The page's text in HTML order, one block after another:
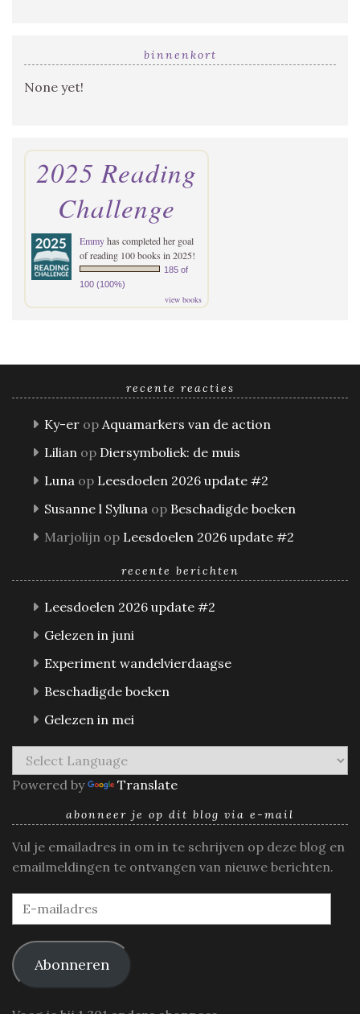
binnenkort
None yet!
2025 Reading
Challenge
Emmyhas completed her goal
of reading 100 books in 2025!
185 of
100 (100%)
view books
recente reacties
Ky-er op Aquamarkers van de action
Lilian op Diersymboliek: de muis
Luna op Leesdoelen 2026 update #2
Susanne l Sylluna op Beschadigde boeken
Marjolijn op Leesdoelen 2026 update #2
recente berichten
Leesdoelen 2026 update #2
Gelezen in juni
Experiment wandelvierdaagse
Beschadigde boeken
Gelezen in mei
Powered by Translate
abonneer je op dit blog via e-mail
Vul je emailadres in om in te schrijven op deze blog en
emailmeldingen te ontvangen van nieuwe berichten.
E-
mailadres
Abonneren